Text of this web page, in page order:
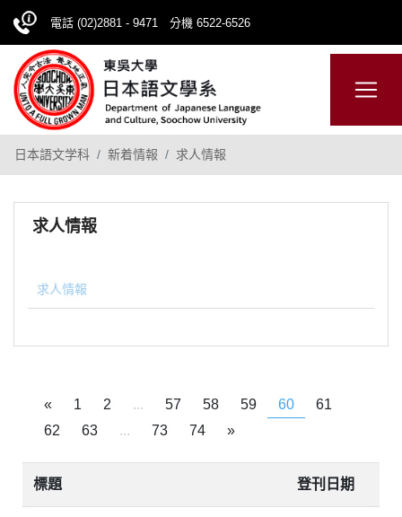
電話 (02)2881 - 9471 分機 6522-6526
CHINESE 網站導覽
日本語文学科 新着情報 求人情報
求人情報
求人情報
« 1 2 ... 57 58 59 60
61
62
63 ... 73 74 »
標題 登刊日期